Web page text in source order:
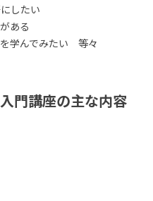
したい
ある
学んでみたい 等々
門講座の主な内容